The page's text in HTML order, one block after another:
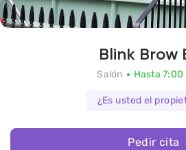
Blink Brow
Salón Hasta 7:00
¿Es usted el
Pedir cita